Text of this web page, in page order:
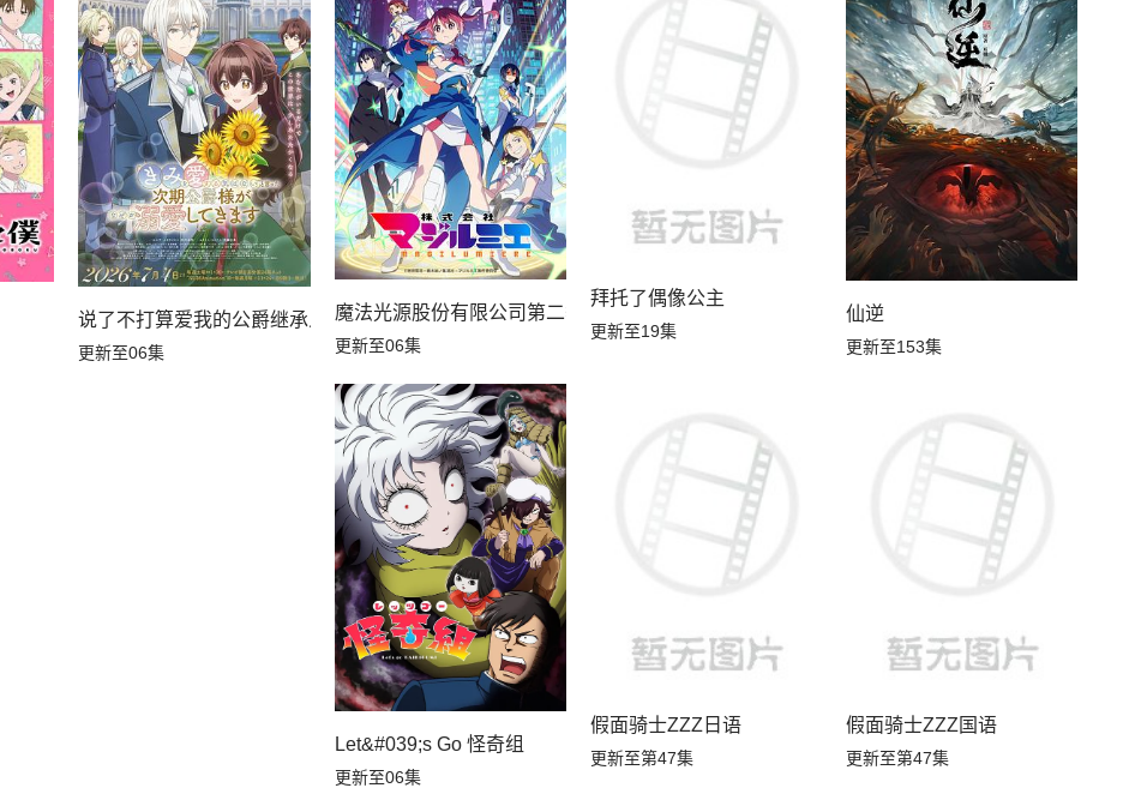
说了不打算爱我的公爵继承人，不知为何对我宠爱有加
更新至06集
魔法光源股份有限公司第二季
更新至06集
拜托了偶像公主
更新至19集
仙逆
更新至153集
Let&#039;s Go 怪奇组
更新至06集
假面骑士ZZZ日语
更新至第47集
假面骑士ZZZ国语
更新至第47集